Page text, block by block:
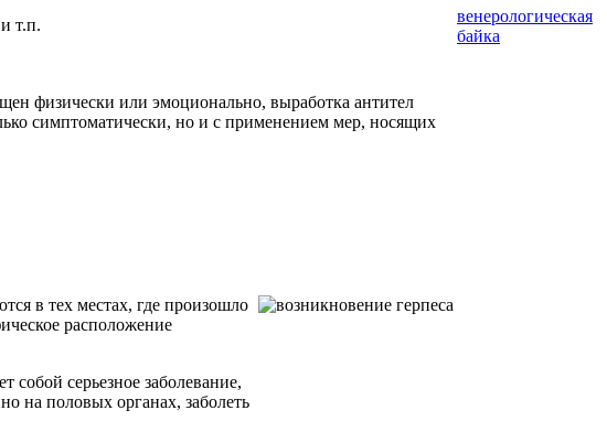
т.п.
физически или эмоционально, выработка антител
симптоматически, но и с применением мер, носящих
в тех местах, где произошло
расположение
собой серьезное заболевание,
на половых органах, заболеть
венерологическая
байка